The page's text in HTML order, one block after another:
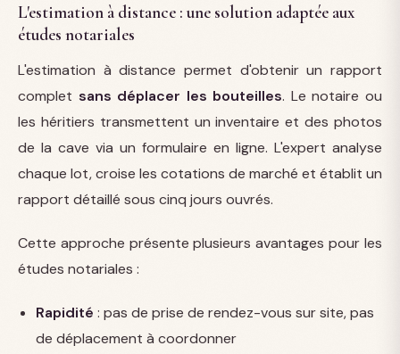
L'estimation à distance : une solution adaptée aux
études notariales
L'estimation à distance permet d'obtenir un rapport
complet sans déplacer les bouteilles. Le notaire ou
les héritiers transmettent un inventaire et des photos
de la cave via un formulaire en ligne. L'expert analyse
chaque lot, croise les cotations de marché et établit un
rapport détaillé sous cinq jours ouvrés.
Cette approche présente plusieurs avantages pour les
études notariales :
Rapidité : pas de prise de rendez-vous sur site, pas
de déplacement à coordonner